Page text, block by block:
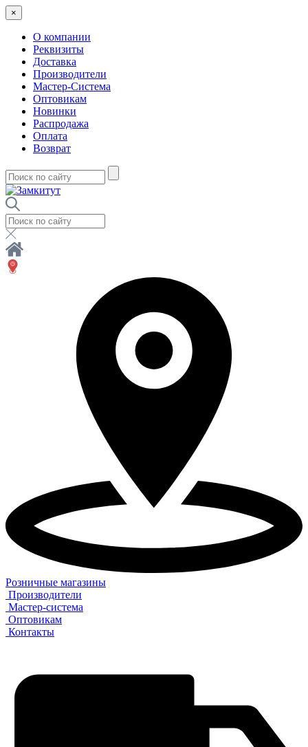
×
О компании
Реквизиты
Доставка
Производители
Мастер-Система
Оптовикам
Новинки
Распродажа
Оплата
Возврат
Розничные магазины
Производители
Мастер-система
Оптовикам
Контакты